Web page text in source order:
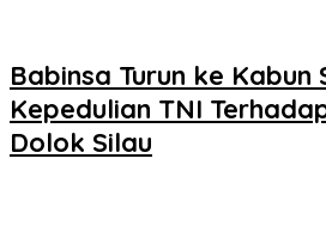
Babinsa Turun ke Kabun
Kepedulian TNI
Dolok Silau